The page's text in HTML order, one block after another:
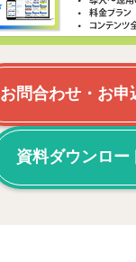
お問合わせ・お申
資料ダウンロー